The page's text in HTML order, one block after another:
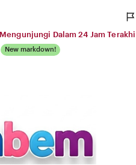
Dalam 24 Jam
New markdown!